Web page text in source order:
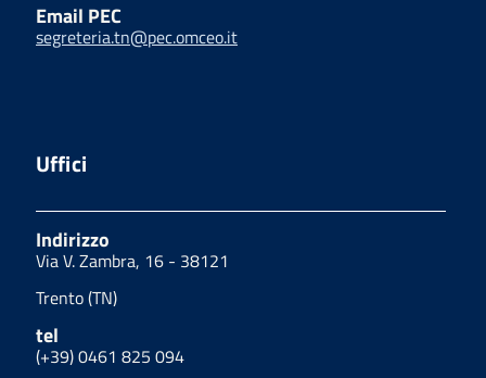
Email PEC
segreteria.tn@pec.omceo.it
Uffici
Indirizzo
Via V. Zambra, 16 - 38121
Trento (TN)
tel
(+39) 0461 825 094